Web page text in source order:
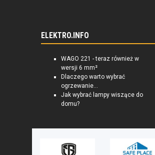
ELEKTRO.INFO
WAGO 221 - teraz również w
wersji 6 mm²
Dlaczego warto wybrać
ogrzewanie...
Jak wybrać lampy wiszące do
domu?